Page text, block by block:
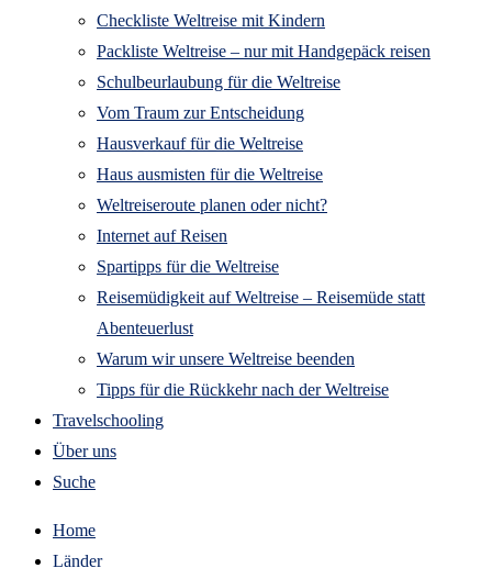
Checkliste Weltreise mit Kindern
Packliste Weltreise – nur mit Handgepäck reisen
Schulbeurlaubung für die Weltreise
Vom Traum zur Entscheidung
Hausverkauf für die Weltreise
Haus ausmisten für die Weltreise
Weltreiseroute planen oder nicht?
Internet auf Reisen
Spartipps für die Weltreise
Reisemüdigkeit auf Weltreise – Reisemüde statt
Abenteuerlust
Warum wir unsere Weltreise beenden
Tipps für die Rückkehr nach der Weltreise
Travelschooling
Über uns
Suche
Home
Länder